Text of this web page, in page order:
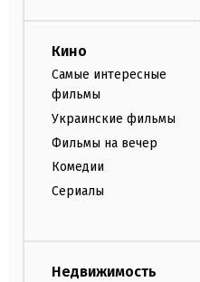
Кино
Самые интересные
фильмы
Украинские фильмы
Фильмы на вечер
Комедии
Сериалы
Недвижимость